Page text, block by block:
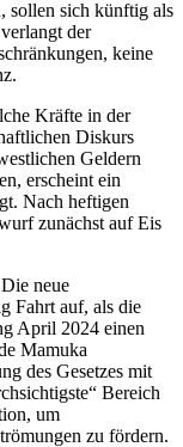
sollen sich künftig als
der
keine
Kräfte in der
Diskurs
Geldern
erscheint ein
Nach heftigen
zunächst auf Eis
neue
Fahrt auf, als die
April 2024 einen
Mamuka
des Gesetzes mit
Bereich
um
zu fördern.